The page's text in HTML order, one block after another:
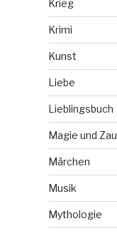
Krieg
Krimi
Kunst
Liebe
Lieblingsbuch
Magie und
Märchen
Musik
Mythologie